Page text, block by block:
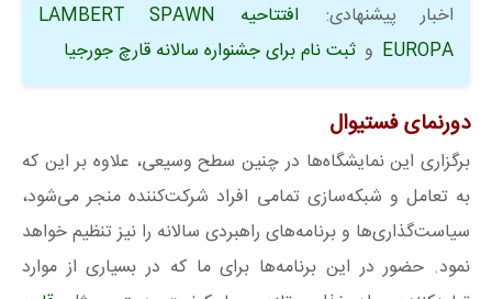
اخبار پیشنهادی:
افتتاحيه LAMBERT SPAWN
EUROPA و ثبت نام برای جشنواره سالانه قارچ جورجیا
دورنمای فستیوال
برگزاری این نمایشگاه‌ها در چنین سطح وسیعی، علاوه بر این که
به تعامل و شبکه‌سازی تمامی افراد شرکت‌کننده منجر می‌شود،
سیاست‌گذاری‌ها و برنامه‌های راهبردی سالانه را نیز تنظیم خواهد
نمود. حضور در این برنامه‌ها برای ما که در بسیاری از موارد